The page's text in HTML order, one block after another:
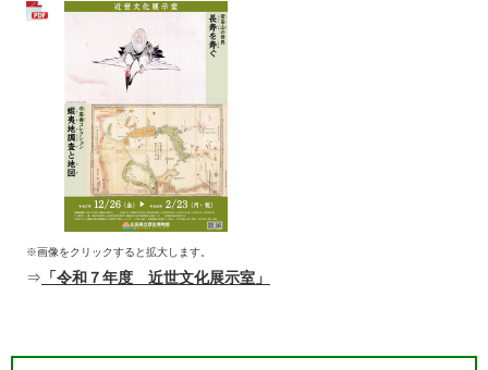
※画像をクリックすると拡大します。
⇒ 「令和７年度 近世文化展示室」